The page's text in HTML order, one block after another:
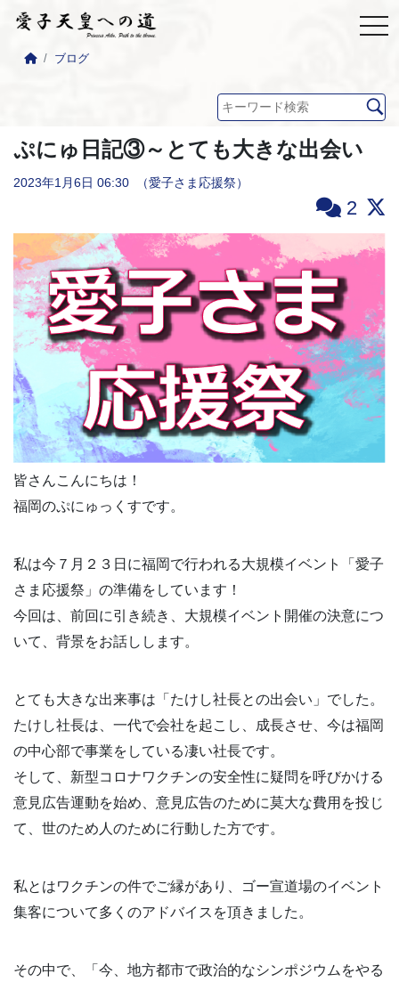
ブログ
ぷにゅ日記③～とても大きな出会い
2023年1月6日 06:30 （愛子さま応援祭）
2
皆さんこんにちは！
福岡のぷにゅっくすです。
私は今７月２３日に福岡で行われる大規模イベント「愛子
さま応援祭」の準備をしています！
今回は、前回に引き続き、大規模イベント開催の決意につ
いて、背景をお話しします。
とても大きな出来事は「たけし社長との出会い」でした。
たけし社長は、一代で会社を起こし、成長させ、今は福岡
の中心部で事業をしている凄い社長です。
そして、新型コロナワクチンの安全性に疑問を呼びかける
意見広告運動を始め、意見広告のために莫大な費用を投じ
て、世のため人のために行動した方です。
私とはワクチンの件でご縁があり、ゴー宣道場のイベント
集客について多くのアドバイスを頂きました。
その中で、「今、地方都市で政治的なシンポジウムをやる